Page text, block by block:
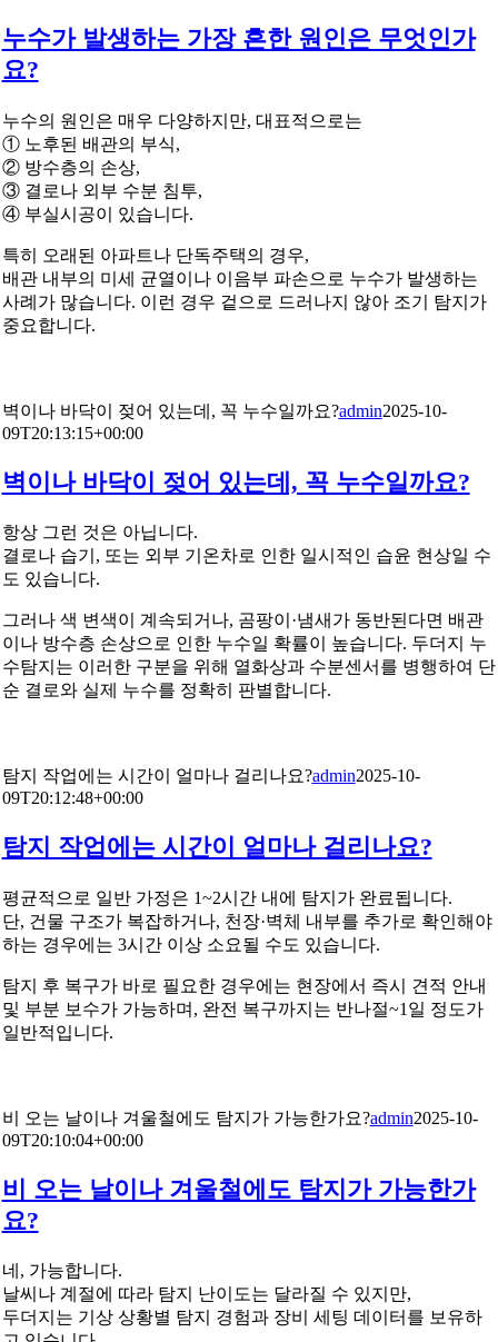
누수가 발생하는 가장 흔한 원인은 무엇인가
요?
누수의 원인은 매우 다양하지만, 대표적으로는
① 노후된 배관의 부식,
② 방수층의 손상,
③ 결로나 외부 수분 침투,
④ 부실시공이 있습니다.
특히 오래된 아파트나 단독주택의 경우,
배관 내부의 미세 균열이나 이음부 파손으로 누수가 발생하는
사례가 많습니다. 이런 경우 겉으로 드러나지 않아 조기 탐지가
중요합니다.
벽이나 바닥이 젖어 있는데, 꼭 누수일까요?admin2025-10-
09T20:13:15+00:00
벽이나 바닥이 젖어 있는데, 꼭 누수일까요?
항상 그런 것은 아닙니다.
결로나 습기, 또는 외부 기온차로 인한 일시적인 습윤 현상일 수
도 있습니다.
그러나 색 변색이 계속되거나, 곰팡이·냄새가 동반된다면 배관
이나 방수층 손상으로 인한 누수일 확률이 높습니다. 두더지 누
수탐지는 이러한 구분을 위해 열화상과 수분센서를 병행하여 단
순 결로와 실제 누수를 정확히 판별합니다.
탐지 작업에는 시간이 얼마나 걸리나요?admin2025-10-
09T20:12:48+00:00
탐지 작업에는 시간이 얼마나 걸리나요?
평균적으로 일반 가정은 1~2시간 내에 탐지가 완료됩니다.
단, 건물 구조가 복잡하거나, 천장·벽체 내부를 추가로 확인해야
하는 경우에는 3시간 이상 소요될 수도 있습니다.
탐지 후 복구가 바로 필요한 경우에는 현장에서 즉시 견적 안내
및 부분 보수가 가능하며, 완전 복구까지는 반나절~1일 정도가
일반적입니다.
비 오는 날이나 겨울철에도 탐지가 가능한가요?admin2025-10-
09T20:10:04+00:00
비 오는 날이나 겨울철에도 탐지가 가능한가
요?
네, 가능합니다.
날씨나 계절에 따라 탐지 난이도는 달라질 수 있지만,
두더지는 기상 상황별 탐지 경험과 장비 세팅 데이터를 보유하